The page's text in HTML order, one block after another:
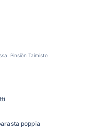
Pinsiön Taimisto
poppia